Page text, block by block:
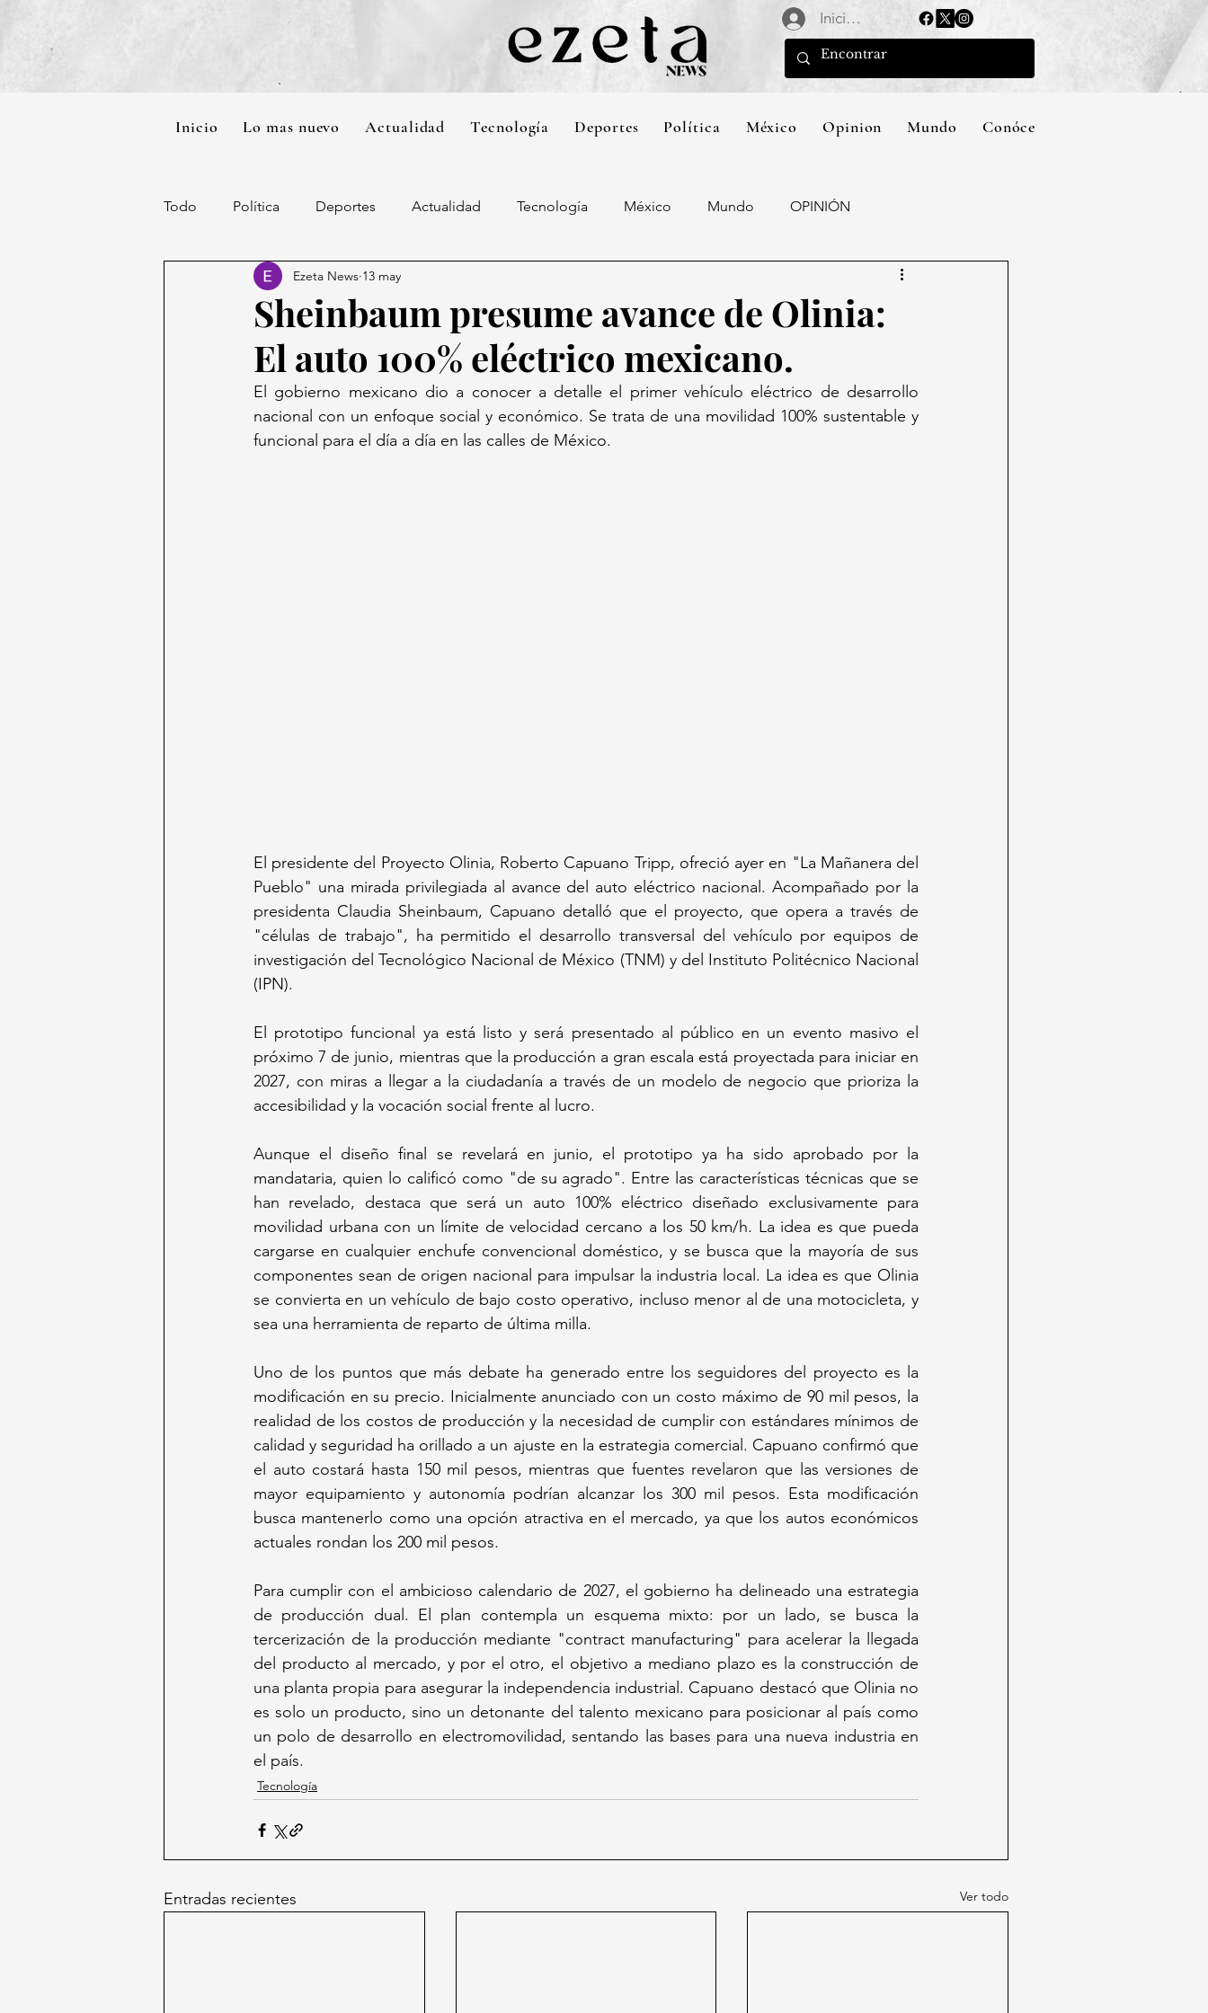
Iniciar sesión
Inicio Lo mas nuevo Actualidad Tecnología Deportes Política México Opinion Mundo Conócenos
Todo Política Deportes Actualidad Tecnología México Mundo OPINIÓN
Sheinbaum presume avance de Olinia:
El auto 100% eléctrico mexicano.
Ezeta News 13 may
El gobierno mexicano dio a conocer a detalle el primer vehículo eléctrico de desarrollo
nacional con un enfoque social y económico. Se trata de una movilidad 100% sustentable y
funcional para el día a día en las calles de México.
El presidente del Proyecto Olinia, Roberto Capuano Tripp, ofreció ayer en "La Mañanera del
Pueblo" una mirada privilegiada al avance del auto eléctrico nacional. Acompañado por la
presidenta Claudia Sheinbaum, Capuano detalló que el proyecto, que opera a través de
"células de trabajo", ha permitido el desarrollo transversal del vehículo por equipos de
investigación del Tecnológico Nacional de México (TNM) y del Instituto Politécnico Nacional
(IPN).
El prototipo funcional ya está listo y será presentado al público en un evento masivo el
próximo 7 de junio, mientras que la producción a gran escala está proyectada para iniciar en
2027, con miras a llegar a la ciudadanía a través de un modelo de negocio que prioriza la
accesibilidad y la vocación social frente al lucro.
Aunque el diseño final se revelará en junio, el prototipo ya ha sido aprobado por la
mandataria, quien lo calificó como "de su agrado". Entre las características técnicas que se
han revelado, destaca que será un auto 100% eléctrico diseñado exclusivamente para
movilidad urbana con un límite de velocidad cercano a los 50 km/h. La idea es que pueda
cargarse en cualquier enchufe convencional doméstico, y se busca que la mayoría de sus
componentes sean de origen nacional para impulsar la industria local. La idea es que Olinia
se convierta en un vehículo de bajo costo operativo, incluso menor al de una motocicleta, y
sea una herramienta de reparto de última milla.
Uno de los puntos que más debate ha generado entre los seguidores del proyecto es la
modificación en su precio. Inicialmente anunciado con un costo máximo de 90 mil pesos, la
realidad de los costos de producción y la necesidad de cumplir con estándares mínimos de
calidad y seguridad ha orillado a un ajuste en la estrategia comercial. Capuano confirmó que
el auto costará hasta 150 mil pesos, mientras que fuentes revelaron que las versiones de
mayor equipamiento y autonomía podrían alcanzar los 300 mil pesos. Esta modificación
busca mantenerlo como una opción atractiva en el mercado, ya que los autos económicos
actuales rondan los 200 mil pesos.
Para cumplir con el ambicioso calendario de 2027, el gobierno ha delineado una estrategia
de producción dual. El plan contempla un esquema mixto: por un lado, se busca la
tercerización de la producción mediante "contract manufacturing" para acelerar la llegada
del producto al mercado, y por el otro, el objetivo a mediano plazo es la construcción de
una planta propia para asegurar la independencia industrial. Capuano destacó que Olinia no
es solo un producto, sino un detonante del talento mexicano para posicionar al país como
un polo de desarrollo en electromovilidad, sentando las bases para una nueva industria en
el país.
Tecnología
Entradas recientes Ver todo